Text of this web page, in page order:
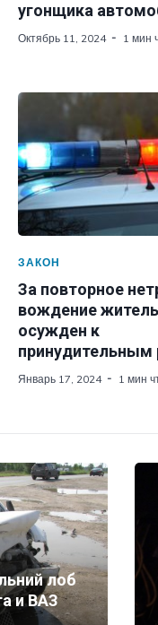
угонщика
Октябрь 11, 2024 1 мин
ЗАКОН
За повторное
вождение
осужден к
принудительным
Январь 17, 2024 1 мин
лоб
и ВАЗ